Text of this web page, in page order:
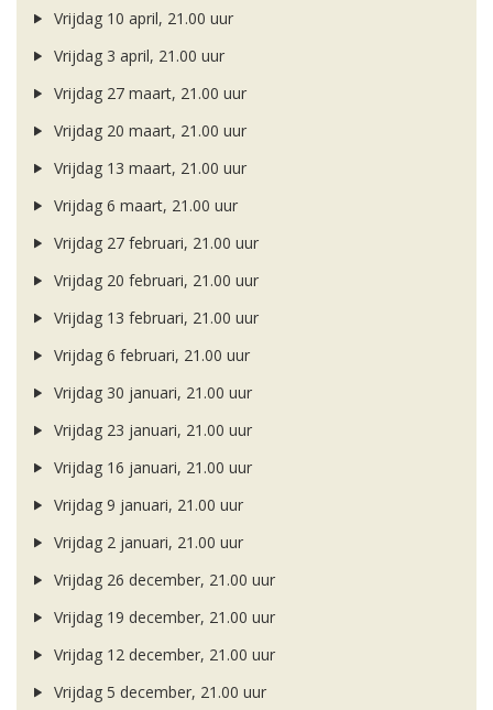
Vrijdag 10 april, 21.00 uur
Vrijdag 3 april, 21.00 uur
Vrijdag 27 maart, 21.00 uur
Vrijdag 20 maart, 21.00 uur
Vrijdag 13 maart, 21.00 uur
Vrijdag 6 maart, 21.00 uur
Vrijdag 27 februari, 21.00 uur
Vrijdag 20 februari, 21.00 uur
Vrijdag 13 februari, 21.00 uur
Vrijdag 6 februari, 21.00 uur
Vrijdag 30 januari, 21.00 uur
Vrijdag 23 januari, 21.00 uur
Vrijdag 16 januari, 21.00 uur
Vrijdag 9 januari, 21.00 uur
Vrijdag 2 januari, 21.00 uur
Vrijdag 26 december, 21.00 uur
Vrijdag 19 december, 21.00 uur
Vrijdag 12 december, 21.00 uur
Vrijdag 5 december, 21.00 uur